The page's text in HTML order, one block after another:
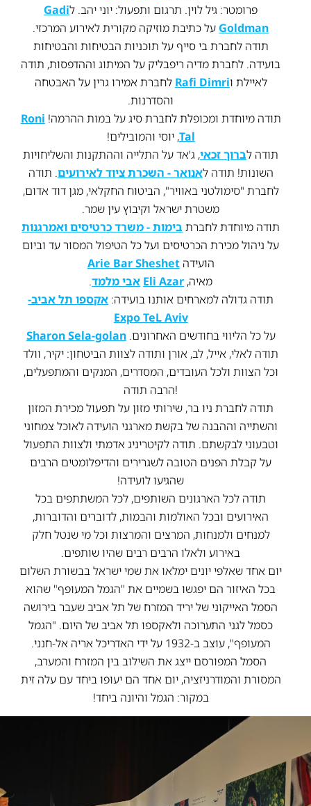
פרומטר: גיל לוין. תרגום ותפעול: יוני יהב. לGadi
Goldmanעל כתיבת מוזיקה מקורית לאירוע המרכזי.
תודה לחברת בי סייף על תוכניות הבטיחות והבטיחות
בועידה. לחברת מדיה ריפבליק על המיתוג וההדפסות, תודה
לאיילת וRafi Dimri לחברת אמירו גרין על האבטחה
והסדרנות.
תודה מיוחדת ומכופלת לחברת סיג על במות ההרמה! Roni
Tal, יוסי והמובילים!
תודה לברוך זכאי, ג'אד על התלייה וההתקנות והשליחויות
השונות! תודה לאנואר - השכרת ציוד לאירועים. תודה
לחברת "סימולטני באוויר", הביטוח החקלאי, מגן דוד אדום,
משטרת ישראל וקיבוץ עין שמר.
תודה מיוחדת לחברת בימות - משרד כרטיסים ואמרגנות
על ניהול מכירת הכרטיסים ועל כל הטיפול המסור עד וביום
הועידהArie Bar Sheshet
מאיה, Eli Azar אבי מלמד.
תודה גדולה למארחים אותנו בועידה: אקספו תל אביב-
Expo TeL Aviv
Sharon Sela-golanעל כל הליווי בחודשים האחרונים.
תודה לאלי, אייל, לב, אורן ותודה לצוות הביטחון: יקיר, וולד
וכל הצוות ולכל העובדים, המסדרים, המנקים והמתפעלים,
הרבה תודה!
תודה לחברת ניו בר, שירותי מזון על תפעול מכירת המזון
והשתייה וההבנה של בקשת מארגני הועידה לאוכל צמחוני
וטבעוני לבקשתם. תודה לקיטריניג אדמתי ולצוות התפעול
על קבלת הפנים הטובה לשגרירים והדיפלומטים הרבים
שהגיעו לועידה!
תודה לכל הארגונים השותפים, לכל המשתתפים בכל
האירועים ובכל האולמות והבמות, לדוברים והדוברות,
למנחים ולמנחות, המרצים והמרצות וכל מי שנטל חלק
באירוע ולאלו הרבים רבים שהיו שותפים.
יום אחד שאלפי יונים ימלאו את שמי ישראל בבשורת השלום
בכל האיזור הם יפגשו בשמיים את "הגמל המעופף" שהוא
הסמל האייקוני של יריד המזרח של תל אביב שעבר בירושה
כסמל לגני התערוכה ולאקספו תל אביב של היום. "הגמל
המעופף", עוצב ב-1932 על ידי האדריכל אריה אל-חנני.
הסמל המפורסם ייצג את השילוב בין המזרח והמערב,
המסורת והמודרניזציה, יום אחד הם יעופו ביחד עם עלה זית
במקור: הגמל והיונה ביחד!